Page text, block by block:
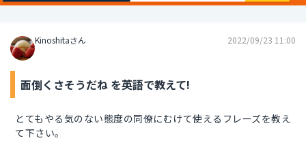
Kinoshitaさん 2022/09/23 11:00
面倒くさそうだね を英語で教えて!
とてもやる気のない態度の同僚にむけて使えるフレーズを教え
て下さい。